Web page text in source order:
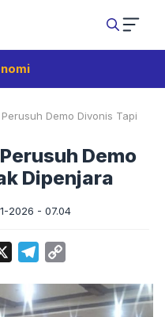
Demo Divonis Tapi
Demo
Dipenjara
2026 - 07.04
Telegram